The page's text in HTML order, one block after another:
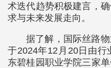
术迭代趋势积极建言，
求与未来发展走向。
据了解，国际丝路
于2024年12月20日由
东碧桂园职业学院三家